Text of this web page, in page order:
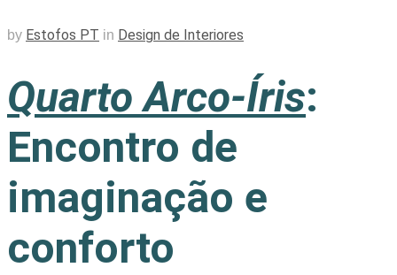
by Estofos PT in Design de Interiores
Quarto Arco-Íris:
Encontro de
imaginação e
conforto